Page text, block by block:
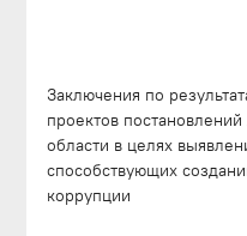
Заключения по
проектов
области в целях
способствующих
коррупции